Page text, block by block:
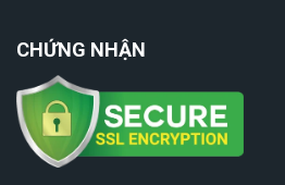
CHỨNG NHẬN